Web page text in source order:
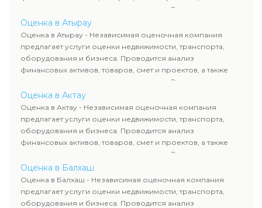
оценка животных и недропользования. Эксперты
определяют рыночную стоимость имущества и
рассчитывают ущерб. Все отчеты соответствуют
требованиям законодательства и используются для
сделок, кредитования и судебных процессов.
Оценка в Атырау
Оценка в Атырау - Независимая оценочная компания
предлагает услуги оценки недвижимости, транспорта,
оборудования и бизнеса. Проводится анализ
финансовых активов, товаров, смет и проектов, а также
оценка животных и недропользования. Эксперты
определяют рыночную стоимость имущества и
рассчитывают ущерб. Все отчеты соответствуют
требованиям законодательства и используются для
сделок, кредитования и судебных процессов.
Оценка в Актау
Оценка в Актау - Независимая оценочная компания
предлагает услуги оценки недвижимости, транспорта,
оборудования и бизнеса. Проводится анализ
финансовых активов, товаров, смет и проектов, а также
оценка животных и недропользования. Эксперты
определяют рыночную стоимость имущества и
рассчитывают ущерб. Все отчеты соответствуют
требованиям законодательства и используются для
сделок, кредитования и судебных процессов.
Оценка в Балхаш
Оценка в Балхаш - Независимая оценочная компания
предлагает услуги оценки недвижимости, транспорта,
оборудования и бизнеса. Проводится анализ